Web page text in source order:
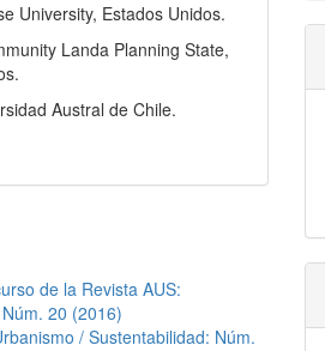
University, Estados Unidos.
Landa Planning State,
Austral de Chile.
de la Revista AUS:
20 (2016)
/ Sustentabilidad: Núm.